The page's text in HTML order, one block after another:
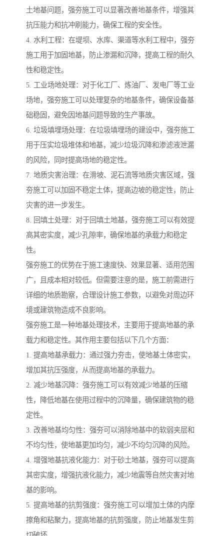
土地基问题，强夯施工可以显著改善地基条件，增强其
抗压能力和抗冲刷能力，确保工程的安全性。
4. 水利工程：在堤坝、水库、渠道等水利工程中，强夯
施工用于加固地基，防止渗漏和沉降，提高工程的耐久
性和稳定性。
5. 工业场地处理：对于化工厂、炼油厂、发电厂等工业
场地，强夯施工可以处理复杂的地基条件，确保设备基
础稳固，避免因地基问题导致的生产事故。
6. 垃圾填埋场处理：在垃圾填埋场的建设中，强夯施工
用于压实垃圾堆体和地基，减少垃圾沉降和渗滤液泄漏
的风险，同时提高场地的稳定性。
7. 地质灾害治理：在滑坡、泥石流等地质灾害区域，强
夯施工可以加固不稳定土体，提高边坡的稳定性，防止
灾害的进一步发生。
8. 回填土处理：对于回填土地基，强夯施工可以有效提
高其密实度，减少孔隙率，确保地基的承载力和稳定
性。
强夯施工的优势在于施工速度快、效果显著、适用范围
广，且成本相对较低。但需要注意的是，施工前需进行
详细的地质勘察，合理设计施工参数，以避免对周边环
境或建筑物造成不良影响。
强夯施工是一种地基处理技术，主要用于提高地基的承
载力和稳定性。其作用主要包括以下几个方面：
1. 提高地基承载力：通过强力夯击，使地基土体密实，
增加其抗压强度，从而提高地基的承载力。
2. 减少地基沉降：强夯施工可以有效减少地基的压缩
性，降低地基在使用过程中的沉降量，确保建筑物的稳
定性。
3. 改善地基均匀性：强夯可以消除地基中的软弱夹层和
不均匀性，使地基更加均匀，减少不均匀沉降的风险。
4. 增强地基抗液化能力：对于砂土地基，强夯可以提高
其密实度，增强抗液化能力，减少地震等自然灾害对地
基的影响。
5. 提高地基的抗剪强度：强夯施工可以增加土体的内摩
擦角和粘聚力，提高地基的抗剪强度，防止地基发生剪